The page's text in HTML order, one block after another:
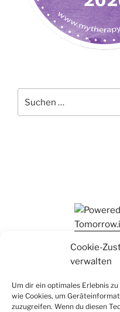
Cookie-
verwalten
Um dir ein optimales Erlebnis
wie Cookies, um
zuzugreifen. Wenn du diesen
nach: